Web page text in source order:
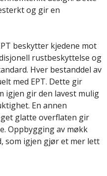
og gir en
beskytter kjedene mot
rustbeskyttelse og
Hver bestanddel av
med EPT. Dette gir
igjen gir den lavest mulig
En annen
glatte overflaten gir
Oppbygging av møkk
som igjen gjør et mer lett